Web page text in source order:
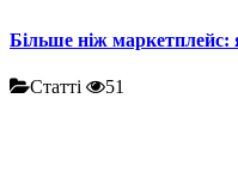
Більше ніж маркетплейс:
Статті 51